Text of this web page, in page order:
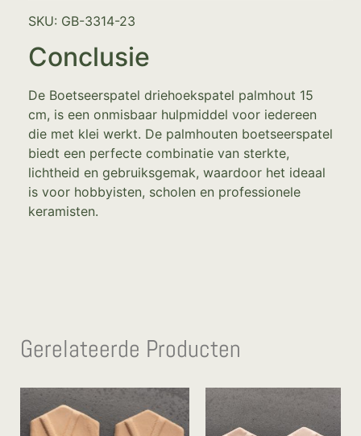
SKU: GB-3314-23
Conclusie
De Boetseerspatel driehoekspatel palmhout 15
cm, is een onmisbaar hulpmiddel voor iedereen
die met klei werkt. De palmhouten boetseerspatel
biedt een perfecte combinatie van sterkte,
lichtheid en gebruiksgemak, waardoor het ideaal
is voor hobbyisten, scholen en professionele
keramisten.
Gerelateerde Producten